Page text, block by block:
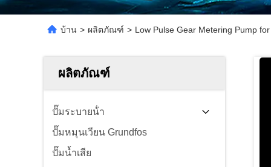
บ้าน > ผลิตภัณฑ์ > Low Pulse Gear Metering Pump
ผลิตภัณฑ์
ปั๊มระบายน้ํา
ปั๊มหมุนเวียน Grundfos
ปั๊มน้ำเสีย